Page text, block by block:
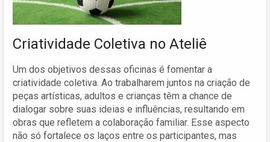
Criatividade Coletiva no Ateliê
Um dos objetivos dessas oficinas é fomentar a
criatividade coletiva. Ao trabalharem juntos na criação de
peças artísticas, adultos e crianças têm a chance de
dialogar sobre suas ideias e influências, resultando em
obras que refletem a colaboração familiar. Esse aspecto
não só fortalece os laços entre os participantes, mas